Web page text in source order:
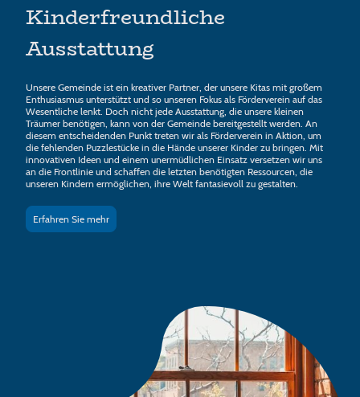
Kinderfreundliche
Ausstattung
Unsere Gemeinde ist ein kreativer Partner, der unsere Kitas mit großem
Enthusiasmus unterstützt und so unseren Fokus als Förderverein auf das
Wesentliche lenkt. Doch nicht jede Ausstattung, die unsere kleinen
Träumer benötigen, kann von der Gemeinde bereitgestellt werden. An
diesem entscheidenden Punkt treten wir als Förderverein in Aktion, um
die fehlenden Puzzlestücke in die Hände unserer Kinder zu bringen. Mit
innovativen Ideen und einem unermüdlichen Einsatz versetzen wir uns
an die Frontlinie und schaffen die letzten benötigten Ressourcen, die
unseren Kindern ermöglichen, ihre Welt fantasievoll zu gestalten.
Erfahren Sie mehr